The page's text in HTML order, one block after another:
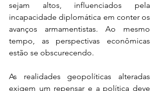
sejam altos, influenciados pela
incapacidade diplomática em conter os
avanços armamentistas. Ao mesmo
tempo, as perspectivas econômicas
estão se obscurecendo.
As realidades geopolíticas alteradas
exigem um repensar e a política deve